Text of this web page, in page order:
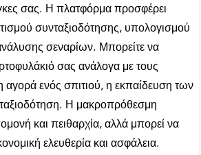
σας. Η πλατφόρμα προσφέρει
συνταξιοδότησης, υπολογισμού
σεναρίων. Μπορείτε να
σας ανάλογα με τους
ενός σπιτιού, η εκπαίδευση των
Η μακροπρόθεσμη
και πειθαρχία, αλλά μπορεί να
ελευθερία και ασφάλεια.